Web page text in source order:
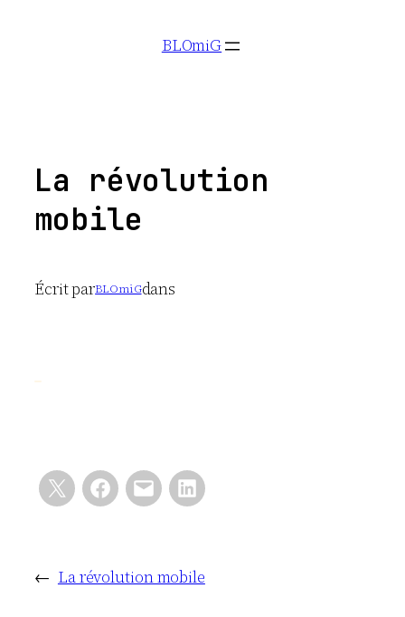
BLOmiG
La révolution
mobile
Écrit parBLOmiGdans
← La révolution mobile